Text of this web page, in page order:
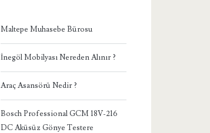
Maltepe Muhasebe Bürosu
İnegöl Mobilyası Nereden Alınır ?
Araç Asansörü Nedir ?
Bosch Professional GCM 18V-216
DC Aküsüz Gönye Testere